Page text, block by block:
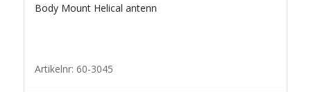
Body Mount Helical antenn
Artikelnr: 60-3045